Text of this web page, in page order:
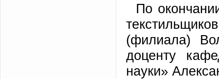
По
(филиала)
доценту
науки»